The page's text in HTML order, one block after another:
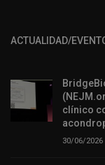
ACTUALIDAD/
clínico
30/06/2026